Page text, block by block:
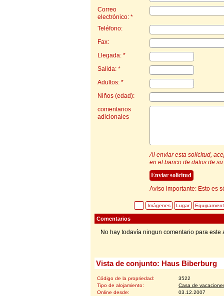
Correo
electrónico: *
Teléfono:
Fax:
Llegada: *
Salida: *
Adultos: *
Niños (edad):
comentarios
adicionales
Al enviar esta solicitud,
en el banco de datos de
Aviso importante: Esto es
Imágenes Lugar
Comentarios
No hay todavía ningun comentario para este
Vista de conjunto: Haus Biberburg
Código de la propriedad:
3522
Tipo de alojamiento:
Casa de
Online desde:
03.12.2007